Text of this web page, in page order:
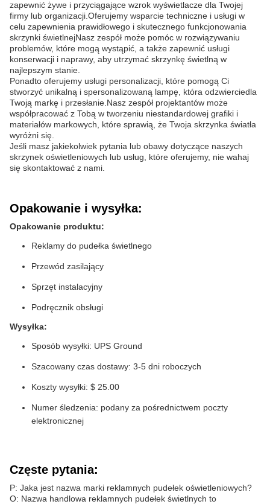
zapewnić żywe i przyciągające wzrok wyświetlacze dla Twojej
firmy lub organizacji.Oferujemy wsparcie techniczne i usługi w
celu zapewnienia prawidłowego i skutecznego funkcjonowania
skrzynki świetlnejNasz zespół może pomóc w rozwiązywaniu
problemów, które mogą wystąpić, a także zapewnić usługi
konserwacji i naprawy, aby utrzymać skrzynkę świetlną w
najlepszym stanie.
Ponadto oferujemy usługi personalizacji, które pomogą Ci
stworzyć unikalną i spersonalizowaną lampę, która odzwierciedla
Twoją markę i przesłanie.Nasz zespół projektantów może
współpracować z Tobą w tworzeniu niestandardowej grafiki i
materiałów markowych, które sprawią, że Twoja skrzynka światła
wyróżni się.
Jeśli masz jakiekolwiek pytania lub obawy dotyczące naszych
skrzynek oświetleniowych lub usług, które oferujemy, nie wahaj
się skontaktować z nami.
Opakowanie i wysyłka:
Opakowanie produktu:
Reklamy do pudełka świetlnego
Przewód zasilający
Sprzęt instalacyjny
Podręcznik obsługi
Wysyłka:
Sposób wysyłki: UPS Ground
Szacowany czas dostawy: 3-5 dni roboczych
Koszty wysyłki: $ 25.00
Numer śledzenia: podany za pośrednictwem poczty
elektronicznej
Częste pytania:
P: Jaka jest nazwa marki reklamnych pudełek oświetleniowych?
O: Nazwa handlowa reklamnych pudełek świetlnych to